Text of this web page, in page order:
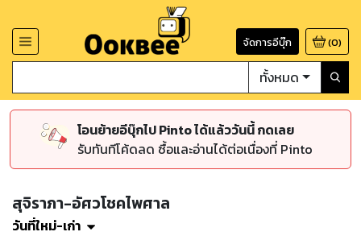
จัดการอีบุ๊ก (0)
ทั้งหมด
โอนย้ายอีบุ๊กไป Pinto ได้แล้ววันนี้ กดเลย
รับทันทีโค้ดลด ซื้อและอ่านได้ต่อเนื่องที่ Pinto
สุจิราภา-อัศวโชคไพศาล
วันที่ใหม่-เก่า